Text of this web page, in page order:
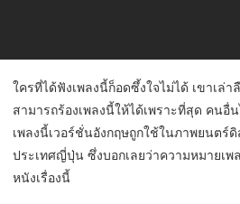
ใครที่ได้ฟังเพลงนี้ก็อดซึ้งใจไม่ได้ เขาเล่
สามารถร้องเพลงนี้ให้ได้เพราะที่สุด คนอื่
เพลงนี้เวอร์ชั่นอังกฤษถูกใช้ในภาพยนตร์
ประเทศญี่ปุ่น ซึ่งบอกเลยว่าความหมายเ
หนังเรื่องนี้